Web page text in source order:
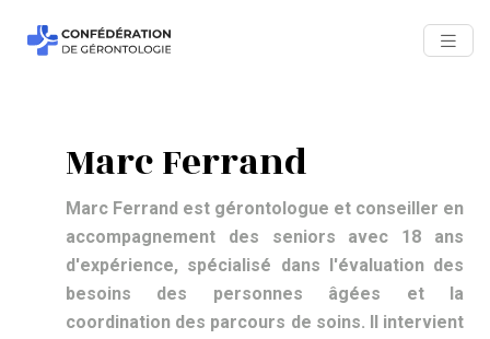
Marc Ferrand
Marc Ferrand est gérontologue et conseiller en
accompagnement des seniors avec 18 ans
d'expérience, spécialisé dans l'évaluation des
besoins des personnes âgées et la
coordination des parcours de soins. Il intervient